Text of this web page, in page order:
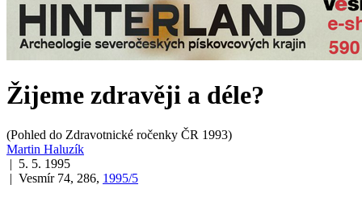
Žijeme zdravěji a déle?
(Pohled do Zdravotnické ročenky ČR 1993)
Martin Haluzík
| 5. 5. 1995
| Vesmír 74, 286, 1995/5